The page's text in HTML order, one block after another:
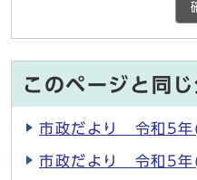
このページと同
市政だより 令和5
市政だより 令和5